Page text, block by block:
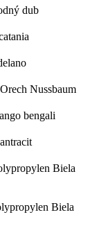
dub
Nussbaum
bengali
Biela
Biela